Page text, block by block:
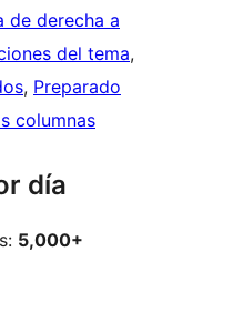
de derecha a
del tema
, Preparado
columnas
día
5,000+